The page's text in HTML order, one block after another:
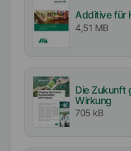
Frei von
VOC-frei
APE-frei
Lösemittelfrei
Biozidfrei
Verfügbarkeit
Additive für
4,51 MB
Die Zukunft
Wirkung
705 kB